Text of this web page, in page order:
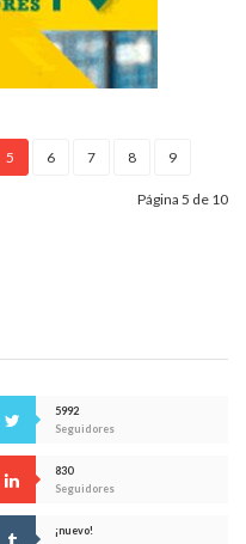
5 6 7 8 9
Página 5 de 10
5992
Seguidores
830
Seguidores
¡nuevo!